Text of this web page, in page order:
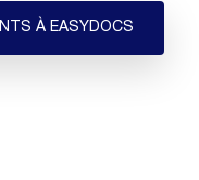
À EASYDOCS